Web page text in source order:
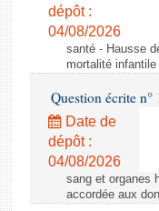
dépôt :
04/08/2026
santé - Hausse
mortalité
Question écrite
Date de
dépôt :
04/08/2026
sang et organes
accordée aux